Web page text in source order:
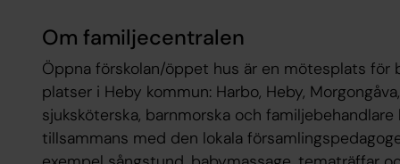
Om familjecentralen
Öppna förskolan/öppet hus är en mötesplats för
platser i Heby kommun: Harbo, Heby,
sjuksköterska, barnmorska och
tillsammans med den lokala